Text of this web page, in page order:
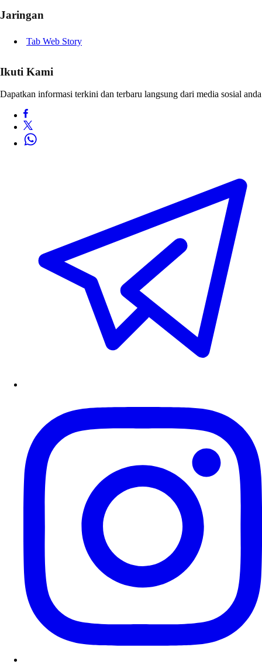
Jaringan
Tab Web Story
Ikuti Kami
Dapatkan informasi terkini dan terbaru langsung dari media sosial anda